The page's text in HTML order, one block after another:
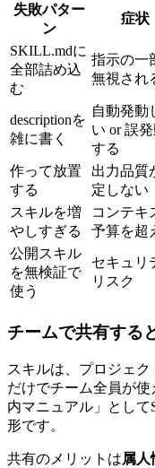
失敗パター
ン
症状
SKILL.mdに
全部詰め込
む
指示の一
無視され
descriptionを
雑に書く
自動発動
い or 誤
する
作って放置
する
出力品質
定しない
スキルを増
やしすぎる
コンテキ
予算を超
公開スキル
を無検証で
使う
セキュリ
リスク
チームで共有する
スキルは、プロジェク
だけでチーム全員が
内マニュアル」とし
形です。
共有のメリットは属人